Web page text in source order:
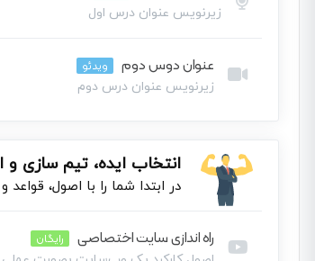
زیرنویس عنوان درس اول
محهتنهعنوان دوس دوم ویدئو
زیرنویس عنوان درس دوم
انتخاب ایده، تیم سازی
در ابتدا شما را با اصول،
راه اندازی سایت اختصاصی رایگان